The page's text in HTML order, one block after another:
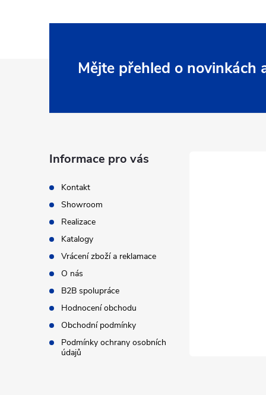
Mějte přehled o novinkách
Informace pro vás
Kontakt
Showroom
Realizace
Katalogy
Vrácení zboží a reklamace
O nás
B2B spolupráce
Hodnocení obchodu
Obchodní podmínky
Podmínky ochrany osobních
údajů